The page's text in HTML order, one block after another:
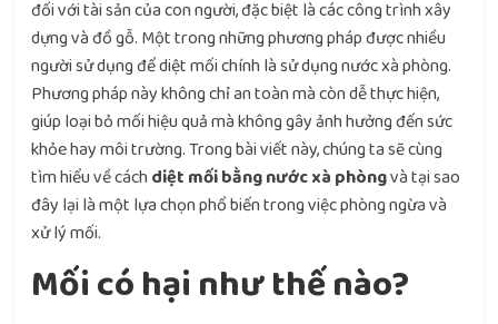
đối với tài sản của con người, đặc biệt là các công trình xây
dựng và đồ gỗ. Một trong những phương pháp được nhiều
người sử dụng để diệt mối chính là sử dụng nước xà phòng.
Phương pháp này không chỉ an toàn mà còn dễ thực hiện,
giúp loại bỏ mối hiệu quả mà không gây ảnh hưởng đến sức
khỏe hay môi trường. Trong bài viết này, chúng ta sẽ cùng
tìm hiểu về cách diệt mối bằng nước xà phòngvà tại sao
đây lại là một lựa chọn phổ biến trong việc phòng ngừa và
xử lý mối.
Mối có hại như thế nào?